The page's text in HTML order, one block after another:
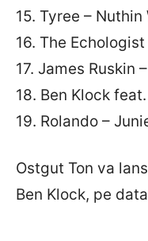
15. Tyree – Nuthin
16. The
17. James Ruskin
18. Ben Klock
19. Rolando –
Ostgut Ton va
Ben Klock, pe